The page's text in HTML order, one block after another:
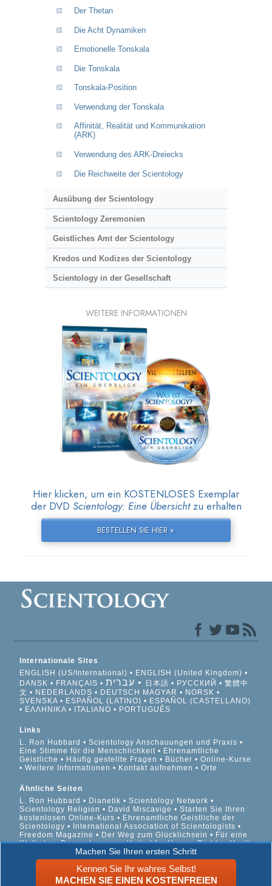
Der Thetan
Die Acht Dynamiken
Emotionelle Tonskala
Die Tonskala
Tonskala-Position
Verwendung der Tonskala
Affinität, Realität und Kommunikation
(ARK)
Verwendung des ARK-Dreiecks
Die Reichweite der Scientology
Ausübung der Scientology
Scientology Zeremonien
Geistliches Amt der Scientology
Kredos und Kodizes der Scientology
Scientology in der Gesellschaft
WEITERE INFORMATIONEN
Hier klicken, um ein KOSTENLOSES Exemplar
der DVD Scientology: Eine Übersichtzu erhalten
BESTELLEN SIE HIER »
Machen Sie Ihren ersten Schritt
Kennen Sie Ihr wahres Selbst!
MACHEN SIE EINEN KOSTENFREIEN
Internationale Sites
ENGLISH (US/International)
ENGLISH (United Kingdom)
DANSK
FRANÇAIS עברית 日本語 РУССКИЙ
繁體中
文
NEDERLANDS DEUTSCH MAGYAR
NORSK
SVENSKA
ESPAÑOL (LATINO)
ESPAÑOL (CASTELLANO)
ΕΛΛΗΝΙΚA
ITALIANO PORTUGUÊS
Links
L. Ron Hubbard
Scientology Anschauungen und Praxis
Eine Stimme für die Menschlichkeit
Ehrenamtliche
Geistliche
Häufig gestellte Fragen Bücher
Online-Kurse
Weitere Informationen
Kontakt aufnehmen Orte
Ähnliche Seiten
L. Ron Hubbard
Dianetik
Scientology Network
Scientology Religion
David Miscavige
Starten Sie Ihren
kostenlosen Online-Kurs
Ehrenamtliche Geistliche der
Scientology
International Association of Scientologists
Freedom Magazine
Der Weg zum Glücklichsein
Für eine
Welt ohne Drogenkonsum
United for Human Rights
Youth
for Human Rights
Citizens Commission on Human Rights
© 2026 Scientology Kirche International. Alle Rechte